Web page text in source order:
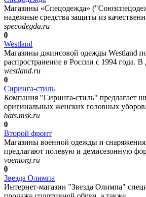
Магазины «Спецодежда»
надежные средства защиты из
specodegda.ru
0
Westland
Магазины джинсовой одежды Westland
распространение в России с 1994 года.
westland.ru
0
Сиринга-стиль
Компания "Сиринга-стиль" предлагает
оригинальных женских головных
hats.msk.ru
0
Второй фронт
Магазины военной одежды и
предлагают полевую и демисезонную
voentorg.ru
0
Звезда Олимпа
Интернет-магазин "Звезда Олимпа"